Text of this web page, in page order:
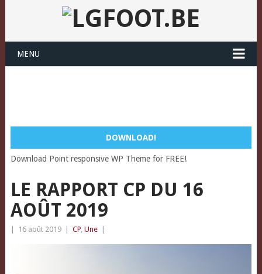
MENU
DOWNLOAD!
Download Point responsive WP Theme for FREE!
LE RAPPORT CP DU 16
AOÛT 2019
16 août 2019 CP, Une